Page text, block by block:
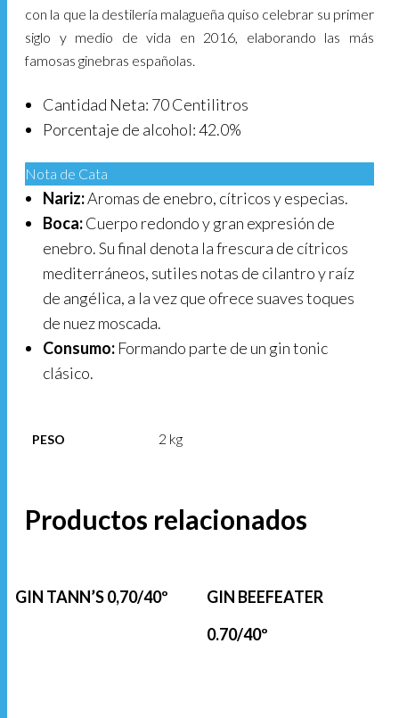
con la que la destilería malagueña quiso celebrar su primer
siglo y medio de vida en 2016, elaborando las más
famosas ginebras españolas.
Cantidad Neta: 70 Centilitros
Porcentaje de alcohol: 42.0%
Nota de Cata
Nariz:Aromas de enebro, cítricos y especias.
Boca:Cuerpo redondo y gran expresión de
enebro. Su final denota la frescura de cítricos
mediterráneos, sutiles notas de cilantro y raíz
de angélica, a la vez que ofrece suaves toques
de nuez moscada.
Consumo:Formando parte de un gin tonic
clásico.
PESO 2 kg
Productos relacionados
GIN TANN’S 0,70/40º
GIN BEEFEATER
0.70/40º